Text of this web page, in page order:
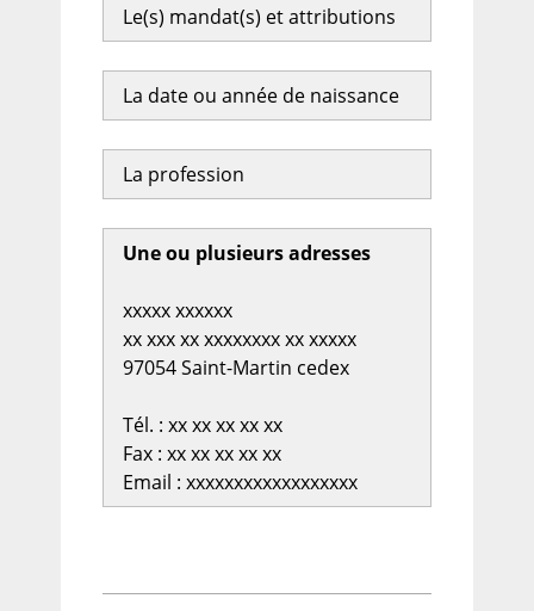
Le(s) mandat(s) et attributions
La date ou année de naissance
La profession
Une ou plusieurs adresses
xxxxx xxxxxx
xx xxx xx xxxxxxxx xx xxxxx
97054 Saint-Martin cedex
Tél. : xx xx xx xx xx
Fax : xx xx xx xx xx
Email : xxxxxxxxxxxxxxxxxx